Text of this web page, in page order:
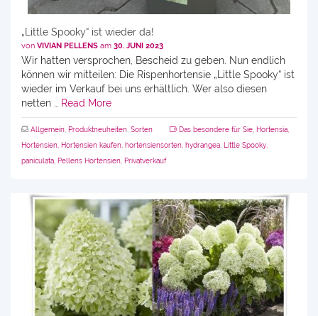
„Little Spooky“ ist wieder da!
von VIVIAN PELLENS am 30. JUNI 2023
Wir hatten versprochen, Bescheid zu geben. Nun endlich
können wir mitteilen: Die Rispenhortensie „Little Spooky“ ist
wieder im Verkauf bei uns erhältlich. Wer also diesen
netten …
Read More
Allgemein Produktneuheiten Sorten Das besondere für Sie Hortensia
Hortensien Hortensien kaufen hortensiensorten hydrangea Little Spooky
paniculata Pellens Hortensien Privatverkauf